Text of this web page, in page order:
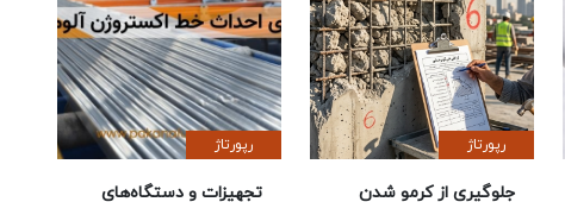
رپورتاژ
جلوگیری از کرمو شدن
رپورتاژ
تجهیزات و دستگاه‌های